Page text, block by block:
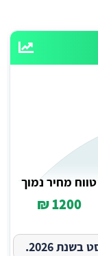
טווח מחיר נמוך
1200 ₪
2026.